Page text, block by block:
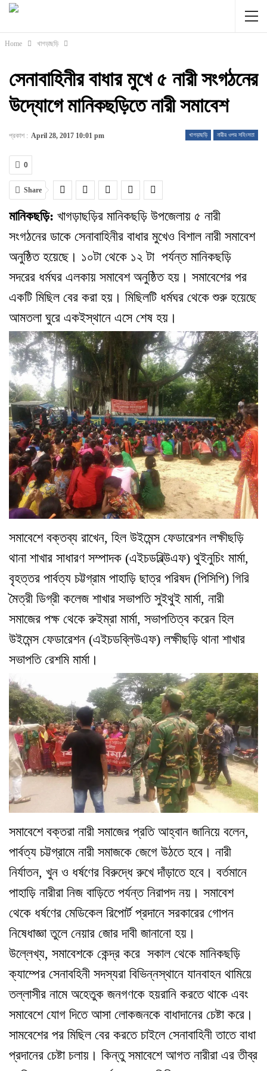
Home খাগড়াছড়ি
সেনাবাহিনীর বাধার মুখে ৫ নারী সংগঠনের
উদ্যোগে মানিকছড়িতে নারী সমাবেশ
খাগড়াছড়ি নারীর ওপর সহিংসতা
প্রকাশ : April 28, 2017 10:01 pm
0
Share
মানিকছড়ি: খাগড়াছড়ির মানিকছড়ি উপজেলায় ৫ নারী
সংগঠনের ডাকে সেনাবাহিনীর বাধার মুখেও বিশাল নারী সমাবেশ
অনুষ্ঠিত হয়েছে। ১০টা থেকে ১২ টা পর্যন্ত মানিকছড়ি
সদরের ধর্মঘর এলকায় সমাবেশ অনুষ্ঠিত হয়। সমাবেশের পর
একটি মিছিল বের করা হয়। মিছিলটি ধর্মঘর থেকে শুরু হয়েছে
আমতলা ঘুরে একইস্থানে এসে শেষ হয়।
সমাবেশে বক্তব্য রাখেন, হিল উইমেন্স ফেডারেশন লক্ষীছড়ি
থানা শাখার সাধারণ সম্পাদক (এইচডব্লি্উএফ) থুইনুচিং মার্মা,
বৃহত্তর পার্বত্য চট্টগ্রাম পাহাড়ি ছাত্র পরিষদ (পিসিপি) গিরি
মৈত্রী ডিগ্রী কলেজ শাখার সভাপতি সুইথুই মার্মা, নারী
সমাজের পক্ষ থেকে রুইম্রা মার্মা, সভাপতিত্ব করেন হিল
উইমেন্স ফেডারেশন (এইচডব্লিউএফ) লক্ষীছড়ি থানা শাখার
সভাপতি রেশমি মার্মা।
সমাবেশে বক্তরা নারী সমাজের প্রতি আহ্বান জানিয়ে বলেন,
পার্বত্য চট্টগ্রামে নারী সমাজকে জেগে উঠতে হবে। নারী
নির্যাতন, খুন ও ধর্ষণের বিরুদ্ধে রুখে দাঁড়াতে হবে। বর্তমানে
পাহাড়ি নারীরা নিজ বাড়িতে পর্যন্ত নিরাপদ নয়। সমাবেশ
থেকে ধর্ষণের মেডিকেল রিপোর্ট প্রদানে সরকারের গোপন
নিষেধাজ্ঞা তুলে নেয়ার জোর দাবী জানানো হয়।
উল্লেখ্য, সমাবেশকে কেন্দ্র করে সকাল থেকে মানিকছড়ি
ক্যাম্পের সেনাবহিনী সদস্যরা বিভিন্নস্থানে যানবাহন থামিয়ে
তল্লাসীর নামে অহেতুক জনগণকে হয়রানি করতে থাকে এবং
সমাবেশে যোগ দিতে আসা লোকজনকে বাধাদানের চেষ্টা করে।
সামবেশের পর মিছিল বের করতে চাইলে সেনাবাহিনী তাতে বাধা
প্রদানের চেষ্টা চলায়। কিন্তু সমাবেশে আগত নারীরা এর তীব্র